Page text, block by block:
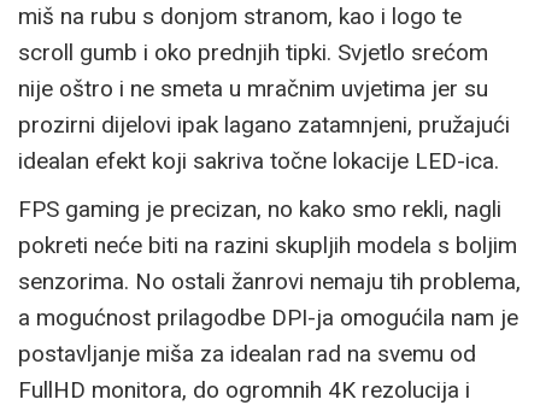
miš na rubu s donjom stranom, kao i logo te
scroll gumb i oko prednjih tipki. Svjetlo srećom
nije oštro i ne smeta u mračnim uvjetima jer su
prozirni dijelovi ipak lagano zatamnjeni, pružajući
idealan efekt koji sakriva točne lokacije LED-ica.
FPS gaming je precizan, no kako smo rekli, nagli
pokreti neće biti na razini skupljih modela s boljim
senzorima. No ostali žanrovi nemaju tih problema,
a mogućnost prilagodbe DPI-ja omogućila nam je
postavljanje miša za idealan rad na svemu od
FullHD monitora, do ogromnih 4K rezolucija i